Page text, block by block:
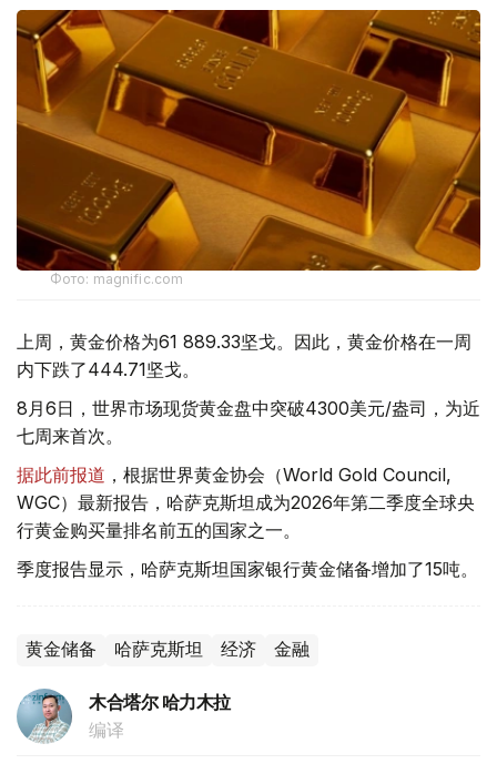
Фото: magnific.com
上周，黄金价格为61 889.33坚戈。因此，黄金价格在一周
内下跌了444.71坚戈。
8月6日，世界市场现货黄金盘中突破4300美元/盎司，为近
七周来首次。
据此前报道 ，根据世界黄金协会（World Gold Council,
WGC）最新报告，哈萨克斯坦成为2026年第二季度全球央
行黄金购买量排名前五的国家之一。
季度报告显示，哈萨克斯坦国家银行黄金储备增加了15吨。
黄金储备 哈萨克斯坦 经济 金融
木合塔尔 哈力木拉
编译